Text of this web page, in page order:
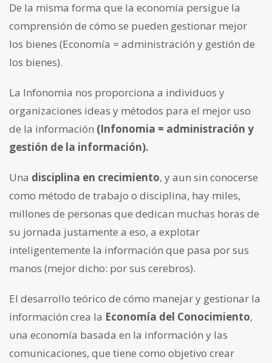
De la misma forma que la economía persigue la
comprensión de cómo se pueden gestionar mejor
los bienes (Economía = administración y gestión de
los bienes).
La Infonomia nos proporciona a individuos y
organizaciones ideas y métodos para el mejor uso
de la información (Infonomia = administración y
gestión de la información).
Una disciplina en crecimiento, y aun sin conocerse
como método de trabajo o disciplina, hay miles,
millones de personas que dedican muchas horas de
su jornada justamente a eso, a explotar
inteligentemente la información que pasa por sus
manos (mejor dicho: por sus cerebros).
El desarrollo teórico de cómo manejar y gestionar la
información crea la Economía del Conocimiento,
una economía basada en la información y las
comunicaciones, que tiene como objetivo crear